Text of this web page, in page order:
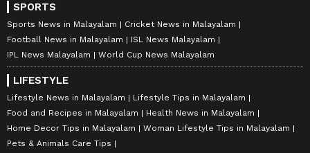
SPORTS
Sports News in Malayalam
Cricket News in Malayalam
Football News in Malayalam
ISL News Malayalam
IPL News Malayalam
World Cup News Malayalam
LIFESTYLE
Lifestyle News in Malayalam
Lifestyle Tips in Malayalam
Food and Recipes in Malayalam
Health News in Malayalam
Home Decor Tips in Malayalam
Woman Lifestyle Tips in Malayalam
Pets & Animals Care Tips